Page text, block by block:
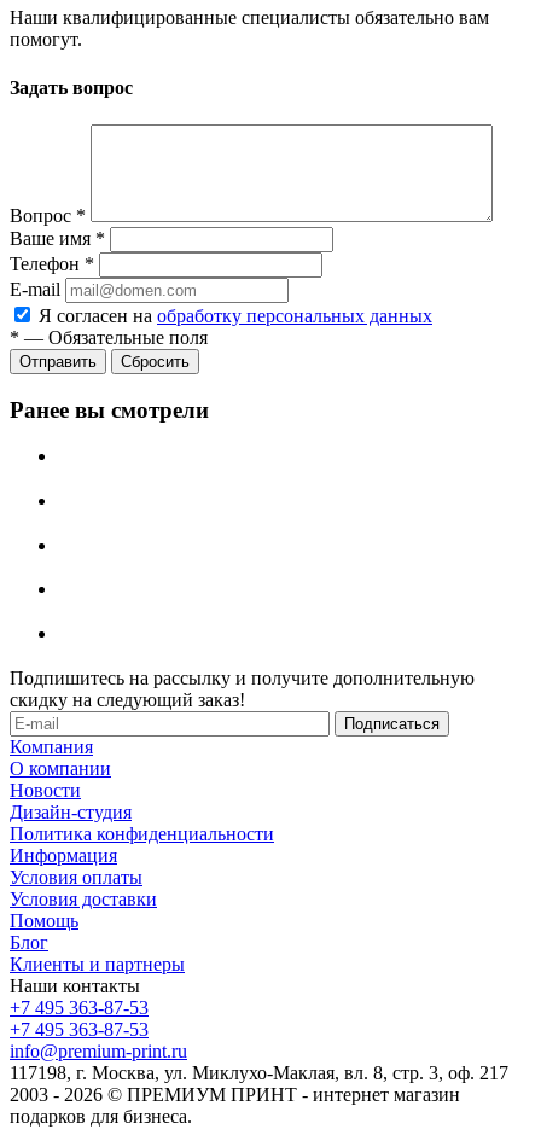
Наши квалифицированные специалисты обязательно вам
помогут.
Задать вопрос
Вопрос *
Ваше имя *
Телефон *
E-mail
Я согласен на обработку персональных данных
* — Обязательные поля
Отправить Сбросить
Ранее вы смотрели
Подпишитесь на рассылку и получите дополнительную
скидку на следующий заказ!
Компания
О компании
Новости
Дизайн-студия
Политика конфиденциальности
Информация
Условия оплаты
Условия доставки
Помощь
Блог
Клиенты и партнеры
Наши контакты
+7 495 363-87-53
+7 495 363-87-53
info@premium-print.ru
117198, г. Москва, ул. Миклухо-Маклая, вл. 8, стр. 3, оф. 217
2003 - 2026 © ПРЕМИУМ ПРИНТ - интернет магазин
подарков для бизнеса.